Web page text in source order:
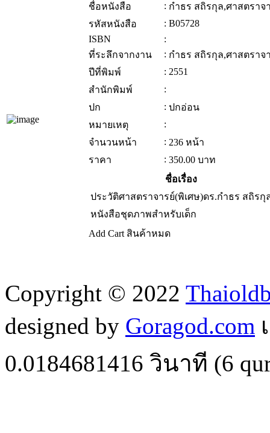
ชื่อหนังสือ : กำธร สถิรกุล,ศาสตราจ
รหัสหนังสือ
: B05728
ISBN
:
ที่ระลึกจากงาน
: กำธร สถิรกุล,ศาสตราจ
ปีที่พิมพ์
: 2551
สำนักพิมพ์
:
ปก
: ปกอ่อน
หมายเหตุ
:
จำนวนหน้า
: 236 หน้า
ราคา
: 350.00 บาท
ชื่อเรื่อง
ประวัติศาสตราจารย์(พิเศษ)ดร.กำธร สถิรกุ
หนังสือชุดภาพสำหรับเด็ก
Add Cart สินค้าหมด
Copyright © 2022
designed by Goragod.com
0.0184681416 วินาที (6